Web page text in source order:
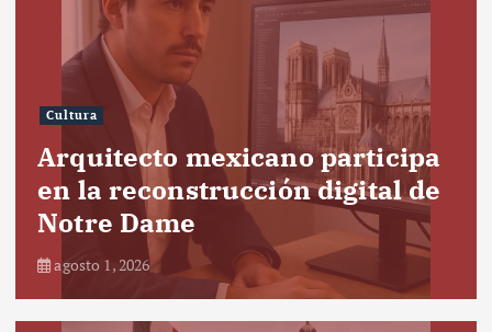
Cultura
Arquitecto mexicano participa
en la reconstrucción digital de
Notre Dame
agosto 1, 2026